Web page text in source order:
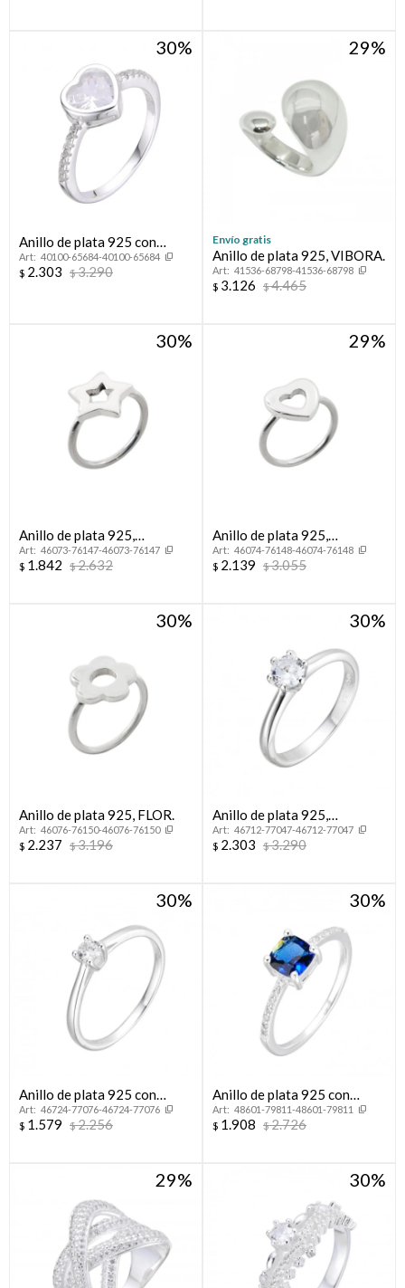
30
Anillo de plata 925 con
circonias.
40100-65684-40100-65684
$ 2.303 $3.290
29
Envío gratis
Anillo de plata 925, VIBORA.
41536-68798-41536-68798
$ 3.126 $4.465
30
Anillo de plata 925,
ESTRELLA.
46073-76147-46073-76147
$ 1.842 $2.632
29
Anillo de plata 925,
CORAZON.
46074-76148-46074-76148
$ 2.139 $3.055
30
Anillo de plata 925, FLOR.
46076-76150-46076-76150
$ 2.237 $3.196
30
Anillo de plata 925,
CINTILLO.
46712-77047-46712-77047
$ 2.303 $3.290
30
Anillo de plata 925 con
circonia, CINTILLO.
46724-77076-46724-77076
$ 1.579 $2.256
30
Anillo de plata 925 con
circonias.
48601-79811-48601-79811
$ 1.908 $2.726
29 30